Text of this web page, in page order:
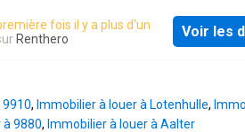
met kwaliteitsvolle en duurzame
indeling: inkom met vestiairekast,
aansluitend terras, bergruimte/
fois il y a plus d'un
Renthero Voir les
9910, Immobilier à louer à Lotenhulle,
à 9880, Immobilier à louer à Aalter